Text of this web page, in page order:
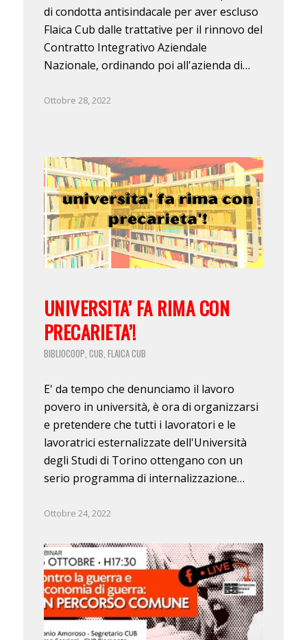
di condotta antisindacale per aver escluso
Flaica Cub dalle trattative per il rinnovo del
Contratto Integrativo Aziendale
Nazionale, ordinando poi all'azienda di…
Ottobre 28, 2022
UNIVERSITA’ FA RIMA CON
PRECARIETA’!
BIBLIOCOOP CUB FLAICA CUB
E' da tempo che denunciamo il lavoro
povero in università, è ora di organizzarsi
e pretendere che tutti i lavoratori e le
lavoratrici esternalizzate dell'Università
degli Studi di Torino ottengano con un
serio programma di internalizzazione…
Ottobre 24, 2022